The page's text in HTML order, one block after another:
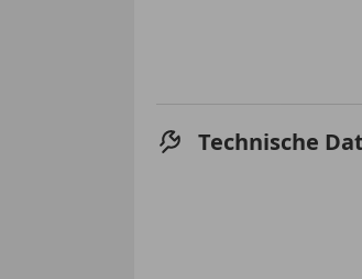
Technische